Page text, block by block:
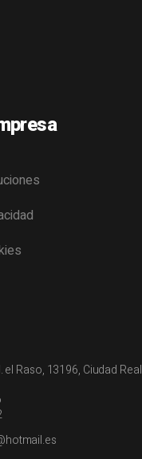
el Raso, 13196, Ciudad Real